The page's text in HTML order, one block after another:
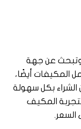
وتبحث عن جهة
المكيفات أيضًا،
الشراء بكل سهولة
المكيف
السعر.